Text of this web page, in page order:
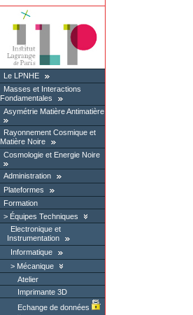
Le LPNHE
Masses et Interactions
Fondamentales
Asymétrie Matière Antimatière
Rayonnement Cosmique et
Matière Noire
Cosmologie et Energie Noire
Administration
Plateformes
Formation
Équipes Techniques
Electronique et
Instrumentation
Informatique
Mécanique
Atelier
Imprimante 3D
Echange de données